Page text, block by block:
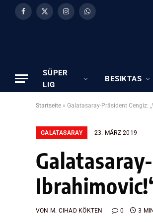
Facebook
X
InstagramWhatsApp
SÜPER
LIG
BESIKTAS
Startseite » Galatasaray-Präsident Cengiz:
GALATASARAY 23. MÄRZ 2019
VON M. CIHAD KÖKTEN 0 3